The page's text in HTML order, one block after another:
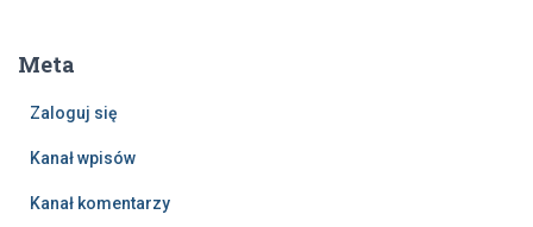
Meta
Zaloguj się
Kanał wpisów
Kanał komentarzy